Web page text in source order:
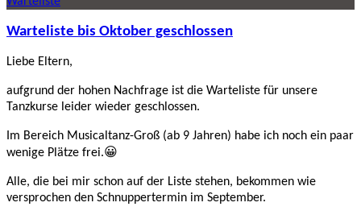
Warteliste bis Oktober geschlossen
Liebe Eltern,
aufgrund der hohen Nachfrage ist die Warteliste für unsere
Tanzkurse leider wieder geschlossen.
Im Bereich Musicaltanz-Groß (ab 9 Jahren) habe ich noch ein paar
wenige Plätze frei.😀
Alle, die bei mir schon auf der Liste stehen, bekommen wie
versprochen den Schnuppertermin im September.